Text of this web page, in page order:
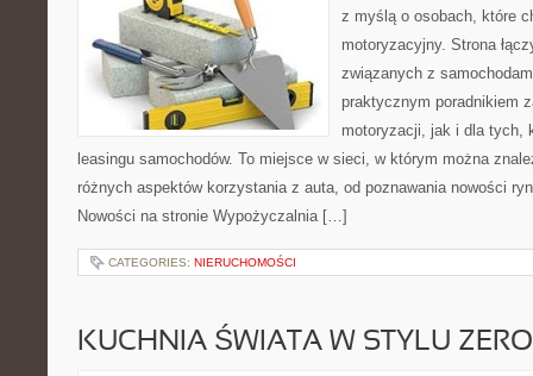
z myślą o osobach, które
motoryzacyjny. Strona
związanych z
praktycznym poradnikiem
motoryzacji, jak i dla tych,
leasingu samochodów. To miejsce w sieci, w którym można
różnych aspektów korzystania z auta, od poznawania nowości
Nowości na stronie Wypożyczalnia […]
CATEGORIES: NIERUCHOMOŚCI
KUCHNIA ŚWIATA W STYLU